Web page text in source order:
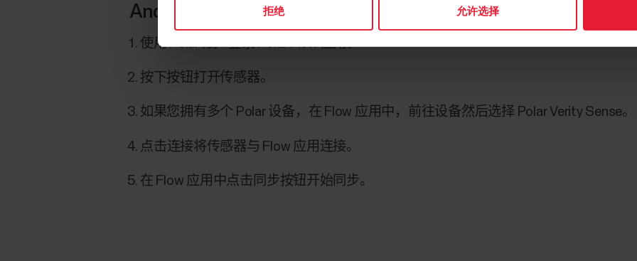
拒绝 允许选择
Android 版 Polar Flow 应用
使用 Polar 账户登录 Polar Flow 应用。
按下按钮打开传感器。
如果您拥有多个 Polar 设备，在 Flow 应用中，前往设备然后选择 Polar Verity Sense。
点击连接将传感器与 Flow 应用连接。
在 Flow 应用中点击 同步按钮开始同步。